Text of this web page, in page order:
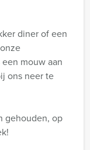
diner of een
mouw aan
ons neer te
gehouden, op